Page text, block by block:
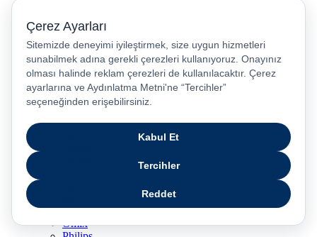
Samsung Akıllı Saat
Asus Laptop
Huawei Tablet
Huawei Telefon
Stanley Termos
Markalar
Apple
Samsung
Dyson
Lenovo
Omix